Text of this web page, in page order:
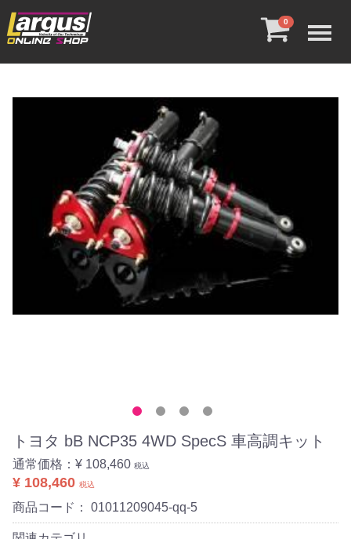
0
トヨタ bB NCP35 4WD SpecS 車高調キット
通常価格： ¥ 108,460 税込
¥ 108,460 税込
商品コード： 01011209045-qq-5